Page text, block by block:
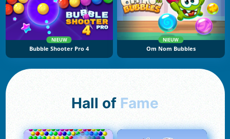
NIEUW
Bubble Shooter Pro 4
NIEUW
Om Nom Bubbles
Hall of Fame